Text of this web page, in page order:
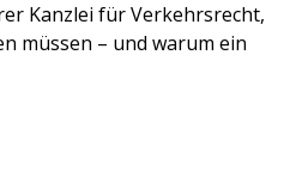
Kanzlei für Verkehrsrecht,
müssen – und warum ein